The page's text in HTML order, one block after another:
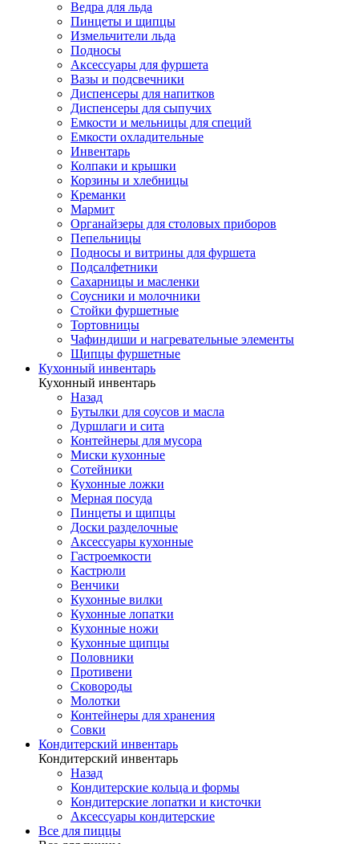
Ведра для льда
Пинцеты и щипцы
Измельчители льда
Подносы
Аксессуары для фуршета
Вазы и подсвечники
Диспенсеры для напитков
Диспенсеры для сыпучих
Емкости и мельницы для специй
Емкости охладительные
Инвентарь
Колпаки и крышки
Корзины и хлебницы
Креманки
Мармит
Органайзеры для столовых приборов
Пепельницы
Подносы и витрины для фуршета
Подсалфетники
Сахарницы и масленки
Соусники и молочники
Стойки фуршетные
Тортовницы
Чафиндиши и нагревательные элементы
Щипцы фуршетные
Кухонный инвентарь
Кухонный инвентарь
Назад
Бутылки для соусов и масла
Дуршлаги и сита
Контейнеры для мусора
Миски кухонные
Сотейники
Кухонные ложки
Мерная посуда
Пинцеты и щипцы
Доски разделочные
Аксессуары кухонные
Гастроемкости
Кастрюли
Венчики
Кухонные вилки
Кухонные лопатки
Кухонные ножи
Кухонные щипцы
Половники
Противени
Сковороды
Молотки
Контейнеры для хранения
Совки
Кондитерский инвентарь
Кондитерский инвентарь
Назад
Кондитерские кольца и формы
Кондитерские лопатки и кисточки
Аксессуары кондитерские
Все для пиццы